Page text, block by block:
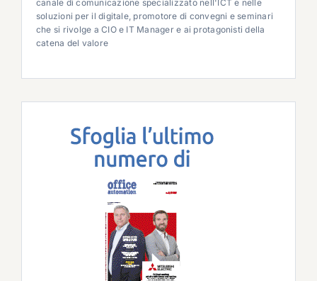
canale di comunicazione specializzato nell'ICT e nelle
soluzioni per il digitale, promotore di convegni e seminari
che si rivolge a CIO e IT Manager e ai protagonisti della
catena del valore